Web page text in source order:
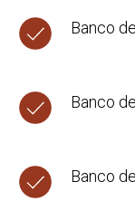
Banco
Banco
Banco